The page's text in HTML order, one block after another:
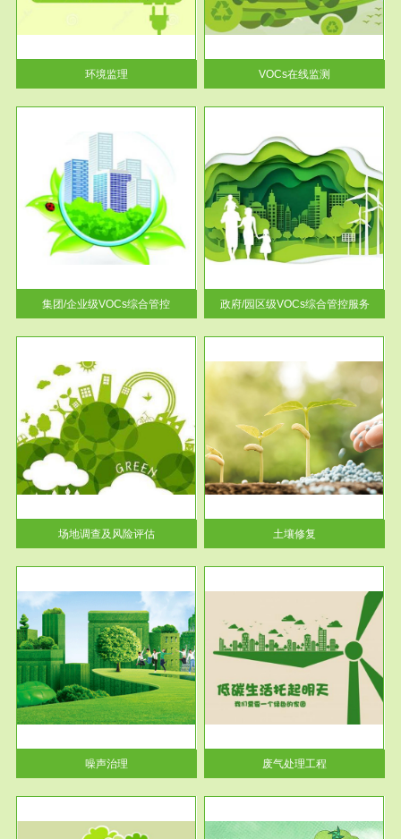
环境监理
根据《重点区域大气污染防
治“十二五”规划》有机废气净化
率达...
VOCs在线监测
集团/企业级VOCs综合管控
服务范围
政府/园区级VOCs综合管控服务
根据《石化行业挥发性有机物综
合整治方案》文件要求，到2017
年，全...
政府/园区级VOCs综合管控服务
场地调查及风险评估
服务范围
土壤修复
土壤修复
噪声治理
服务范围
废气处理工程
废气处理工程